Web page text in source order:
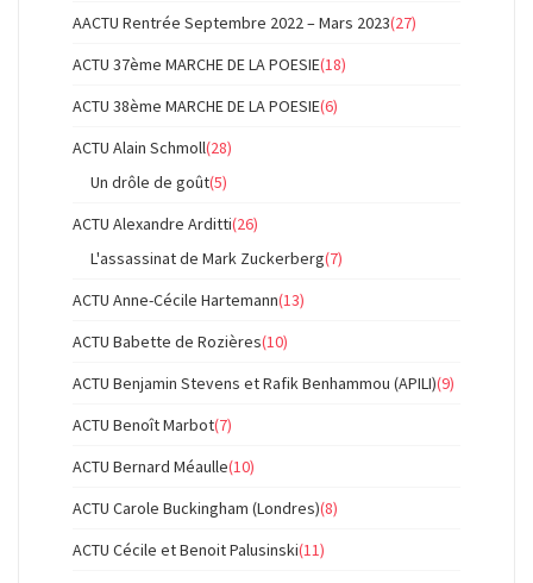
AACTU Rentrée Septembre 2022 – Mars 2023(27)
ACTU 37ème MARCHE DE LA POESIE(18)
ACTU 38ème MARCHE DE LA POESIE(6)
ACTU Alain Schmoll(28)
Un drôle de goût(5)
ACTU Alexandre Arditti(26)
L'assassinat de Mark Zuckerberg(7)
ACTU Anne-Cécile Hartemann(13)
ACTU Babette de Rozières(10)
ACTU Benjamin Stevens et Rafik Benhammou (APILI)(9)
ACTU Benoît Marbot(7)
ACTU Bernard Méaulle(10)
ACTU Carole Buckingham (Londres)(8)
ACTU Cécile et Benoit Palusinski(11)